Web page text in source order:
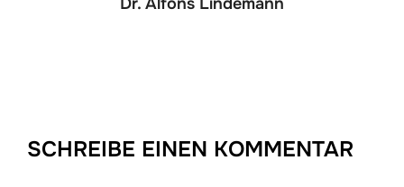
SCHREIBE EINEN KOMMENTAR